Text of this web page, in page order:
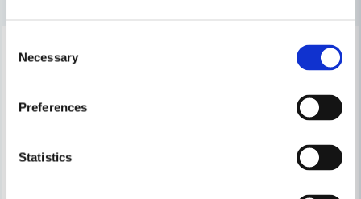
Selection
Necessary
Preferences
Statistics